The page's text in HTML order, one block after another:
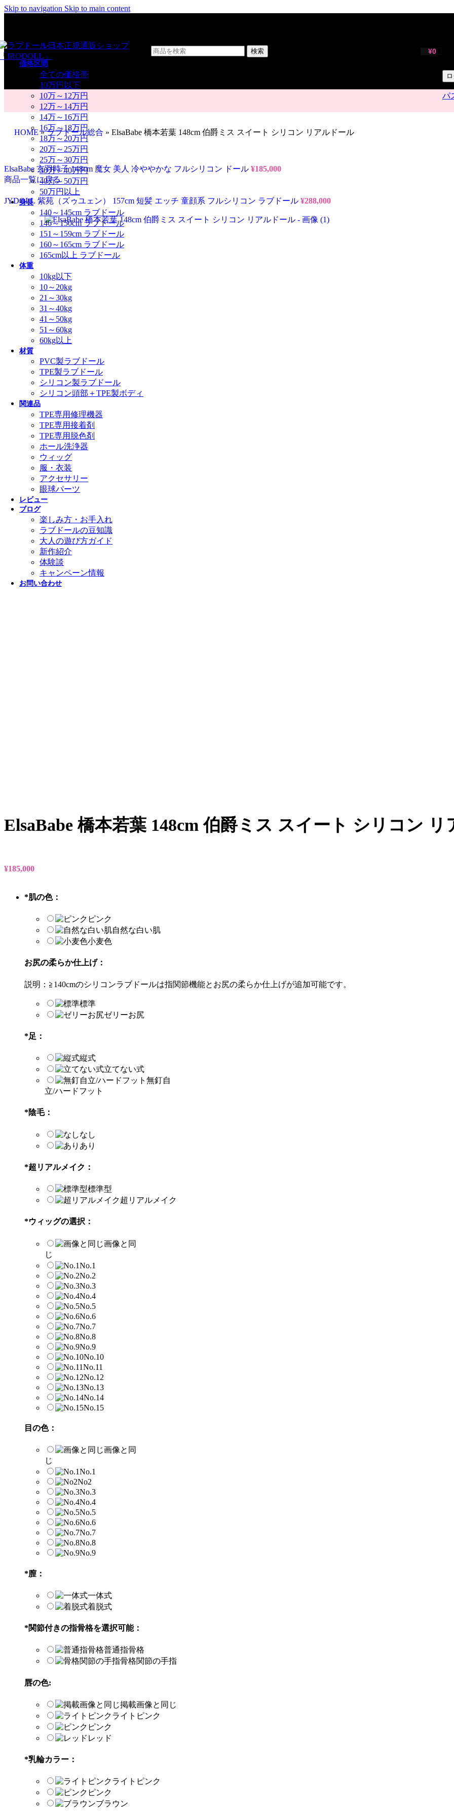
Skip to navigation Skip to main content
検索 ¥0
パ
価格区間
全ての価格帯
10万円以下
10万～12万円
12万～14万円
14万～16万円
16万～18万円
18万～20万円
20万～25万円
25万～30万円
30万～40万円
40万～50万円
50万円以上
身長
140～145cm ラブドール
146～150cm ラブドール
151～159cm ラブドール
160～165cm ラブドール
165cm以上 ラブドール
体重
10kg以下
10～20kg
21～30kg
31～40kg
41～50kg
51～60kg
60kg以上
材質
PVC製ラブドール
TPE製ラブドール
シリコン製ラブドール
シリコン頭部＋TPE製ボディ
関連品
TPE専用修理機器
TPE専用接着剤
TPE専用脱色剤
ホール洗浄器
ウィッグ
服・衣装
アクセサリー
眼球パーツ
レビュー
ブログ
楽しみ方・お手入れ
ラブドールの豆知識
大人の遊び方ガイド
新作紹介
体験談
キャンペーン情報
お問い合わせ
HOME»ラブドール総合 » ElsaBabe 橋本若葉 148cm 伯爵ミス スイート シリコン リアルドール
ElsaBabe 玄羽時子 148cm 魔女 美人 冷ややかな フルシリコン ドール ¥185,000
商品一覧に戻る
JYDOLL 紫苑（ズゥユェン） 157cm 短髪 エッチ 童顔系 フルシリコン ラブドール ¥288,000
ElsaBabe 橋本若葉 148cm 伯爵ミス スイート シリコン リ
¥185,000
*肌の色：
ピンク
自然な白い肌
小麦色
お尻の柔らか仕上げ：
説明：≧140cmのシリコンラブドールは指関節機能とお尻の柔らか仕上げが追加可能です。
標準
ゼリーお尻
*足：
縦式
立てない式
無釘自
立/ハードフット
*陰毛：
なし
あり
*超リアルメイク：
標準型
超リアルメイク
*ウィッグの選択：
画像と同
じ
No.1
No.2
No.3
No.4
No.5
No.6
No.7
No.8
No.9
No.10
No.11
No.12
No.13
No.14
No.15
目の色：
画像と同
じ
No.1
No2
No.3
No.4
No.5
No.6
No.7
No.8
No.9
*膣：
一体式
着脱式
*関節付きの指骨格を選択可能：
普通指骨格
骨格関節の手指
唇の色:
掲載画像と同じ
ライトピンク
ピンク
レッド
*乳輪カラー：
ライトピンク
ピンク
ブラウン